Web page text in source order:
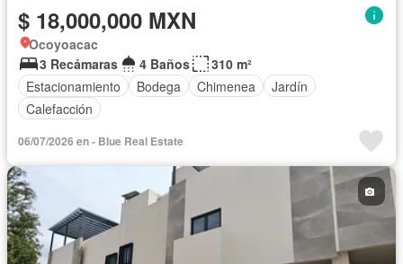
$ 18,000,000 MXN
Ocoyoacac
3 Recámaras
4 Baños
310 m²
Estacionamiento
Bodega Chimenea
Jardín
Calefacción
06/07/2026 en - Blue Real Estate